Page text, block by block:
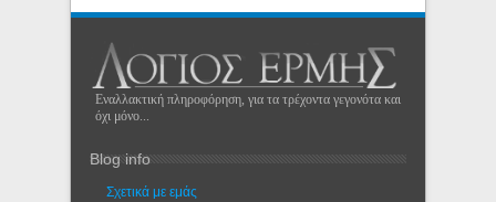
Εναλλακτική πληροφόρηση, για τα τρέχοντα γεγονότα και
όχι μόνο...
Blog info
Σχετικά με εμάς